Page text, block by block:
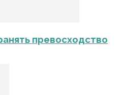
превосходство